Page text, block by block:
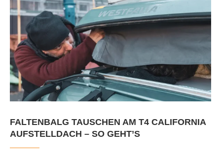
FALTENBALG TAUSCHEN AM T4 CALIFORNIA
AUFSTELLDACH – SO GEHT’S